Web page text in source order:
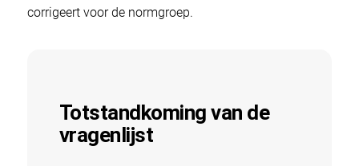
corrigeert voor de normgroep.
Totstandkoming van de
vragenlijst